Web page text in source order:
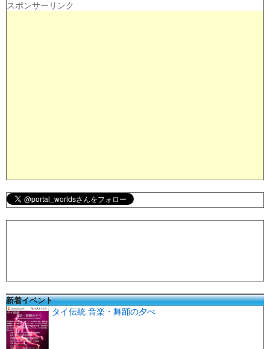
スポンサーリンク
新着イベント
タイ伝統 音楽・舞踊の夕べ